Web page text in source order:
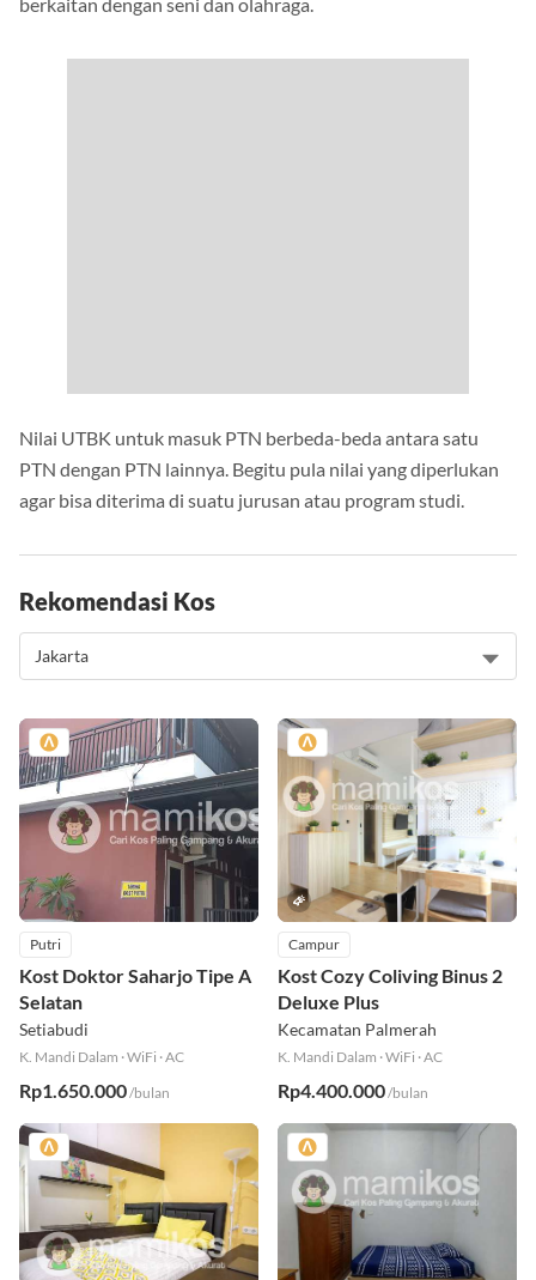
Nilai UTBK untuk masuk PTN berbeda-beda antara satu
PTN dengan PTN lainnya. Begitu pula nilai yang diperlukan
agar bisa diterima di suatu jurusan atau program studi.
Rekomendasi Kos
Putri
Kost Doktor Saharjo Tipe A
Selatan
Setiabudi
K. Mandi Dalam ·WiFi ·AC
Rp1.650.000/bulan
Campur
Kost Cozy Coliving Binus 2
Deluxe Plus
Kecamatan Palmerah
K. Mandi Dalam ·WiFi ·AC
Rp4.400.000/bulan